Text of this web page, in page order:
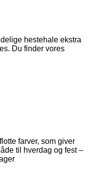
hestehale ekstra
Du finder vores
farver, som giver
til hverdag og fest –